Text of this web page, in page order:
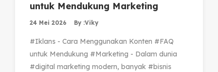
untuk Mendukung Marketing
24 Mei 2026 By :Viky
#Iklans - Cara Menggunakan Konten #FAQ
untuk Mendukung #Marketing - Dalam dunia
#digital marketing modern, banyak #bisnis